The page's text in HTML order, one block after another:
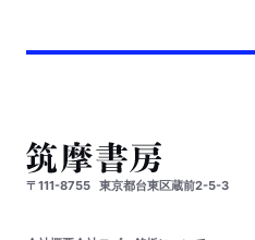
〒111-8755 東京都台東区蔵前2-5-3